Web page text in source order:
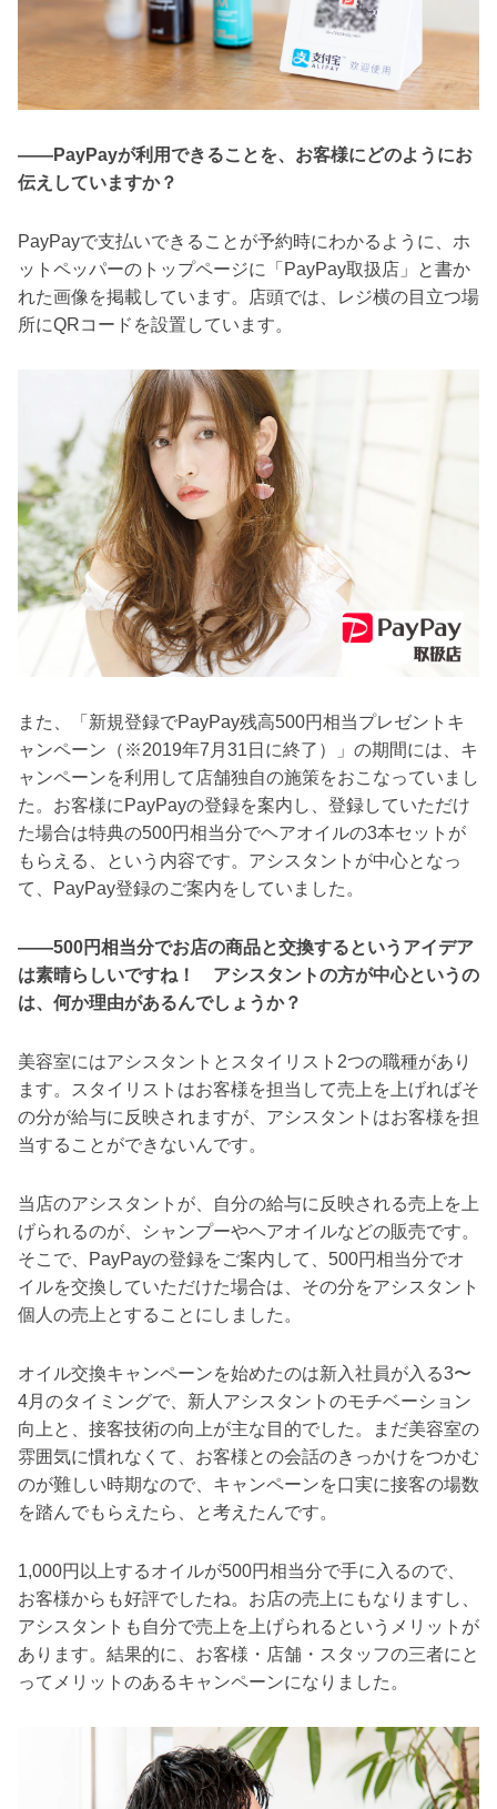
――PayPayが利用できることを、お客様にどのようにお
伝えしていますか？
PayPayで支払いできることが予約時にわかるように、ホ
ットペッパーのトップページに「PayPay取扱店」と書か
れた画像を掲載しています。店頭では、レジ横の目立つ場
所にQRコードを設置しています。
また、「新規登録でPayPay残高500円相当プレゼントキ
ャンペーン（※2019年7月31日に終了）」の期間には、キ
ャンペーンを利用して店舗独自の施策をおこなっていまし
た。お客様にPayPayの登録を案内し、登録していただけ
た場合は特典の500円相当分でヘアオイルの3本セットが
もらえる、という内容です。アシスタントが中心となっ
て、PayPay登録のご案内をしていました。
――500円相当分でお店の商品と交換するというアイデア
は素晴らしいですね！ アシスタントの方が中心というの
は、何か理由があるんでしょうか？
美容室にはアシスタントとスタイリスト2つの職種があり
ます。スタイリストはお客様を担当して売上を上げればそ
の分が給与に反映されますが、アシスタントはお客様を担
当することができないんです。
当店のアシスタントが、自分の給与に反映される売上を上
げられるのが、シャンプーやヘアオイルなどの販売です。
そこで、PayPayの登録をご案内して、500円相当分でオ
イルを交換していただけた場合は、その分をアシスタント
個人の売上とすることにしました。
オイル交換キャンペーンを始めたのは新入社員が入る3〜
4月のタイミングで、新人アシスタントのモチベーション
向上と、接客技術の向上が主な目的でした。まだ美容室の
雰囲気に慣れなくて、お客様との会話のきっかけをつかむ
のが難しい時期なので、キャンペーンを口実に接客の場数
を踏んでもらえたら、と考えたんです。
1,000円以上するオイルが500円相当分で手に入るので、
お客様からも好評でしたね。お店の売上にもなりますし、
アシスタントも自分で売上を上げられるというメリットが
あります。結果的に、お客様・店舗・スタッフの三者にと
ってメリットのあるキャンペーンになりました。